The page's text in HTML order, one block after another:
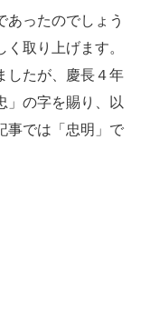
ったのでしょう
取り上げます。
したが、慶長４年
」の字を賜り、以
事では「忠明」で